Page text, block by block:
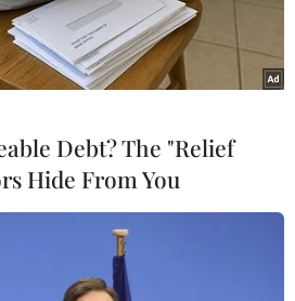
Debt? The "Relief
Hide From You